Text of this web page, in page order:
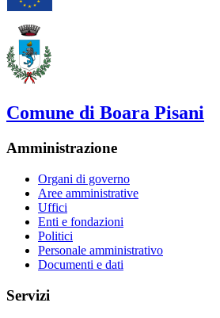
Comune di Boara Pisani
Amministrazione
Organi di governo
Aree amministrative
Uffici
Enti e fondazioni
Politici
Personale amministrativo
Documenti e dati
Servizi